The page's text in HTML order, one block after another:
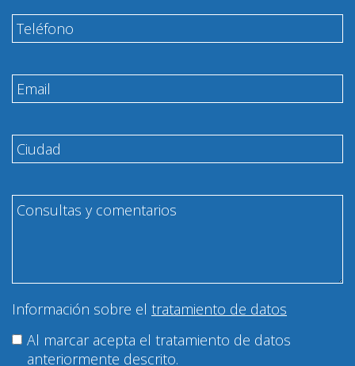
Información sobre el tratamiento de datos
Al marcar acepta el tratamiento de datos
anteriormente descrito.